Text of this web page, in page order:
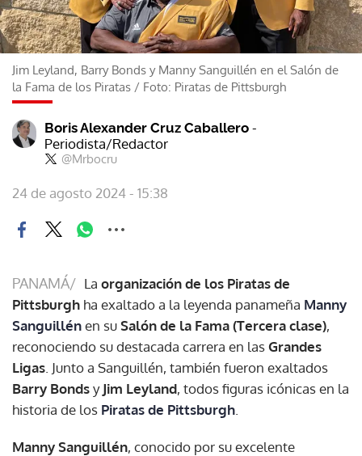
Jim Leyland, Barry Bonds y Manny Sanguillén en el Salón de
la Fama de los Piratas / Foto: Piratas de Pittsburgh
Boris Alexander Cruz Caballero -
Periodista/Redactor
@Mrbocru
24 de agosto 2024 - 15:38
PANAMÁ/ La organización de los Piratas de
Pittsburgh ha exaltado a la leyenda panameña Manny
Sanguillénen suSalón de la Fama (Tercera clase),
reconociendo su destacada carrera en lasGrandes
Ligas . Junto a Sanguillén, también fueron exaltados
Barry BondsyJim Leyland, todos figuras icónicas en la
historia de los Piratas de Pittsburgh
Manny Sanguillén, conocido por su excelente